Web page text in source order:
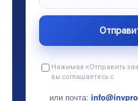
Нажимая «Отправить
вы соглашаетесь с
или почта: